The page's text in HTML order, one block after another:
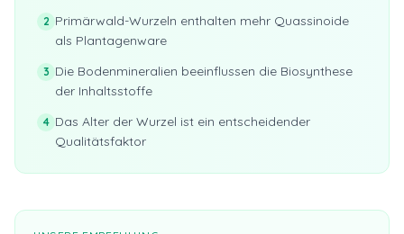
2 Primärwald-Wurzeln enthalten mehr Quassinoide
als Plantagenware
3 Die Bodenmineralien beeinflussen die Biosynthese
der Inhaltsstoffe
4 Das Alter der Wurzel ist ein entscheidender
Qualitätsfaktor